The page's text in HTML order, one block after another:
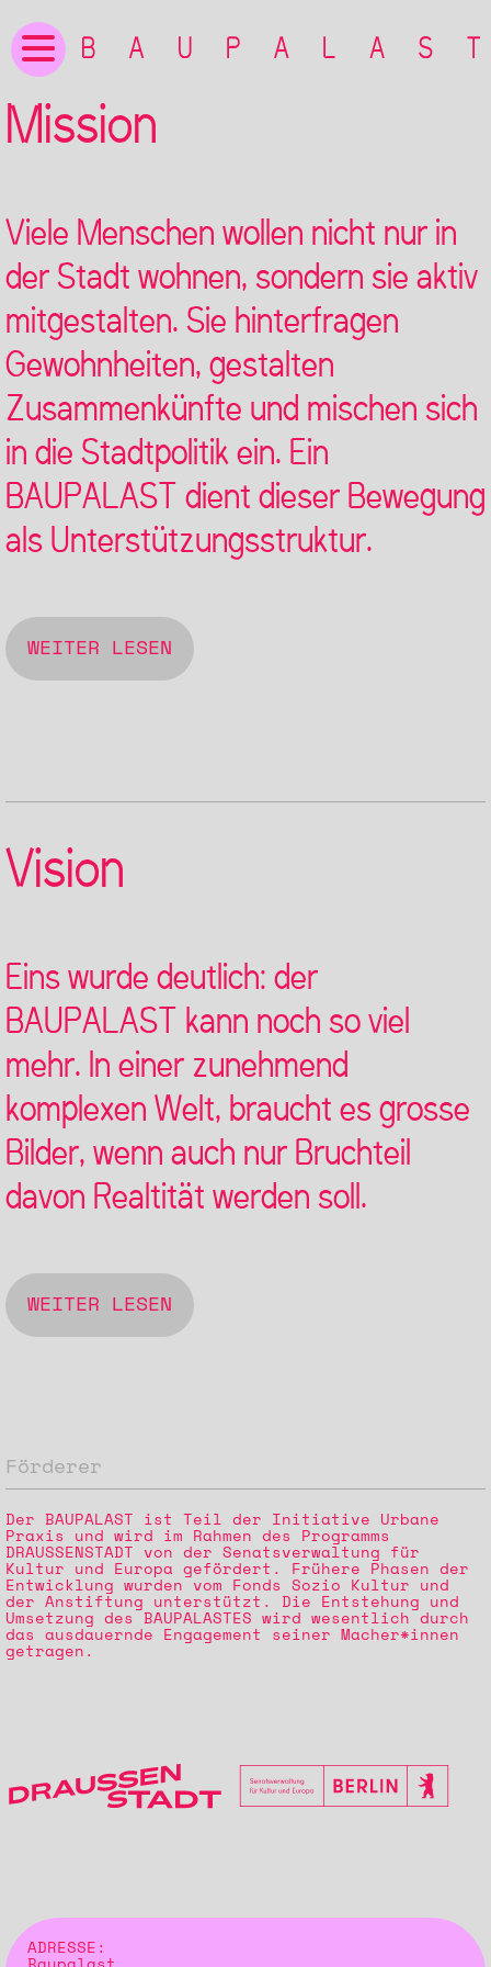
Mission
Viele Menschen wollen nicht nur in
der Stadt wohnen, sondern sie aktiv
mitgestalten. Sie hinterfragen
Gewohnheiten, gestalten
Zusammenkünfte und mischen sich
in die Stadtpolitik ein. Ein
BAUPALAST dient dieser Bewegung
als Unterstützungsstruktur.
WEITER LESEN
Vision
Eins wurde deutlich: der
BAUPALAST kann noch so viel
mehr. In einer zunehmend
komplexen Welt, braucht es grosse
Bilder, wenn auch nur Bruchteil
davon Realtität werden soll.
WEITER LESEN
Förderer
Der BAUPALAST ist Teil der Initiative Urbane
Praxis und wird im Rahmen des Programms
DRAUSSENSTADT von der Senatsverwaltung für
Kultur und Europa gefördert. Frühere Phasen der
Entwicklung wurden vom Fonds Sozio Kultur und
der Anstiftung unterstützt. Die Entstehung und
Umsetzung des BAUPALASTES wird wesentlich durch
das ausdauernde Engagement seiner Macher*innen
getragen.
ADRESSE: